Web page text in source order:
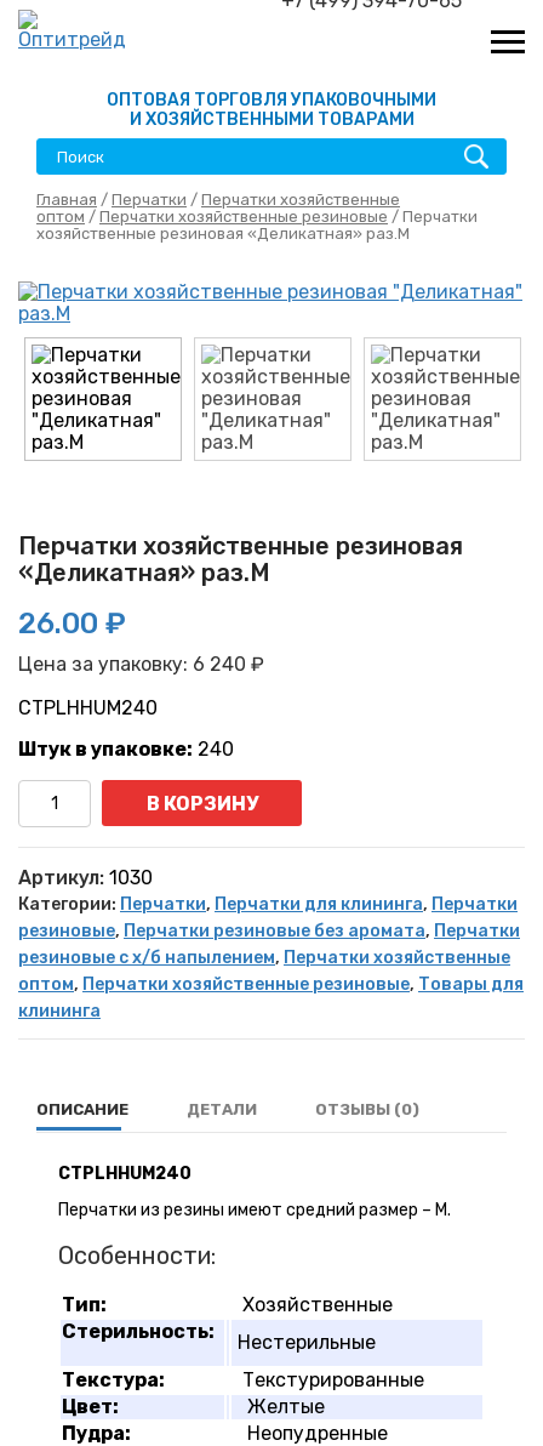
ОПТОВАЯ ТОРГОВЛЯ УПАКОВОЧНЫМИ
И ХОЗЯЙСТВЕННЫМИ ТОВАРАМИ
Главная / Перчатки / Перчатки хозяйственные
оптом / Перчатки хозяйственные резиновые / Перчатки
хозяйственные резиновая «Деликатная» раз.M
Перчатки хозяйственные резиновая
«Деликатная» раз.M
26.00 ₽
Цена за упаковку: 6 240 ₽
CTPLHHUM240
Штук в упаковке: 240
Количество
В КОРЗИНУ
Артикул: 1030
Категории: Перчатки, Перчатки для клининга, Перчатки
резиновые, Перчатки резиновые без аромата, Перчатки
резиновые с х/б напылением, Перчатки хозяйственные
оптом, Перчатки хозяйственные резиновые, Товары для
клининга
ОПИСАНИЕ ДЕТАЛИ ОТЗЫВЫ (0)
CTPLHHUM240
Перчатки из резины имеют средний размер – М.
Особенности:
Тип:
Хозяйственные
Стерильность:
Нестерильные
Текстура:
Текстурированные
Цвет:
Желтые
Пудра:
Неопудренные